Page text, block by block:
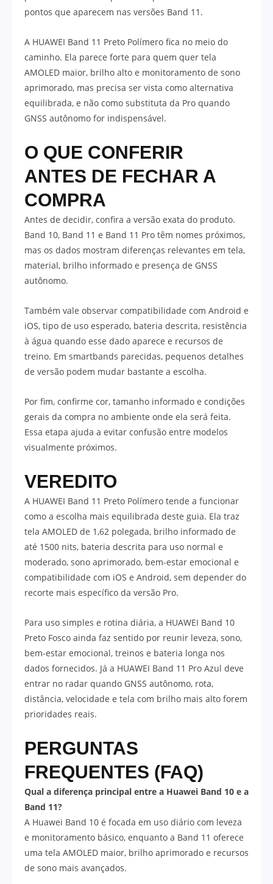
pontos que aparecem nas versões Band 11.
A HUAWEI Band 11 Preto Polímero fica no meio do
caminho. Ela parece forte para quem quer tela
AMOLED maior, brilho alto e monitoramento de sono
aprimorado, mas precisa ser vista como alternativa
equilibrada, e não como substituta da Pro quando
GNSS autônomo for indispensável.
O QUE CONFERIR
ANTES DE FECHAR A
COMPRA
Antes de decidir, confira a versão exata do produto.
Band 10, Band 11 e Band 11 Pro têm nomes próximos,
mas os dados mostram diferenças relevantes em tela,
material, brilho informado e presença de GNSS
autônomo.
Também vale observar compatibilidade com Android e
iOS, tipo de uso esperado, bateria descrita, resistência
à água quando esse dado aparece e recursos de
treino. Em smartbands parecidas, pequenos detalhes
de versão podem mudar bastante a escolha.
Por fim, confirme cor, tamanho informado e condições
gerais da compra no ambiente onde ela será feita.
Essa etapa ajuda a evitar confusão entre modelos
visualmente próximos.
VEREDITO
A HUAWEI Band 11 Preto Polímero tende a funcionar
como a escolha mais equilibrada deste guia. Ela traz
tela AMOLED de 1,62 polegada, brilho informado de
até 1500 nits, bateria descrita para uso normal e
moderado, sono aprimorado, bem-estar emocional e
compatibilidade com iOS e Android, sem depender do
recorte mais específico da versão Pro.
Para uso simples e rotina diária, a HUAWEI Band 10
Preto Fosco ainda faz sentido por reunir leveza, sono,
bem-estar emocional, treinos e bateria longa nos
dados fornecidos. Já a HUAWEI Band 11 Pro Azul deve
entrar no radar quando GNSS autônomo, rota,
distância, velocidade e tela com brilho mais alto forem
prioridades reais.
PERGUNTAS
FREQUENTES (FAQ)
Qual a diferença principal entre a Huawei Band 10 e a
Band 11?
A Huawei Band 10 é focada em uso diário com leveza
e monitoramento básico, enquanto a Band 11 oferece
uma tela AMOLED maior, brilho aprimorado e recursos
de sono mais avançados.